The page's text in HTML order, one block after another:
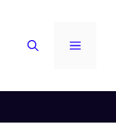
MENU